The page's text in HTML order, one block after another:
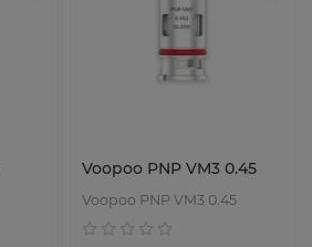
Voopoo PNP VM3 0.45
Voopoo PNP VM3 0.45